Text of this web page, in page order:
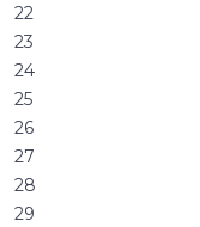
22
23
24
25
26
27
28
29